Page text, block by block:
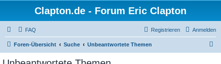
Clapton.de - Forum Eric Clapton
FAQ Anmelden
Registrieren
Foren-Übersicht Suche Unbeantwortete Themen